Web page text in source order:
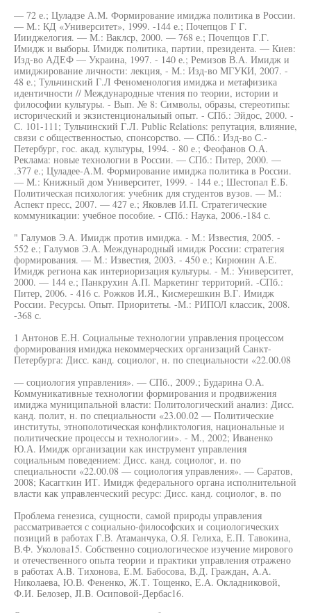
— 72 е.; Цуладзе А.М. Формирование имиджа политика в России.
— М.: КД «Университет», 1999. -144 е.; Почепцов Г Г.
Иииджелогия. — М.: Ваклср, 2000. — 768 е.; Почепцов Г.Г.
Имидж и выборы. Имидж политика, партии, президента. — Киев:
Изд-во АДЕФ — Украина, 1997. - 140 е.; Ремизов В.А. Имидж и
имиджирование личности: лекция, - М.: Изд-во МГУКИ, 2007. -
48 е.; Тульчинский Г.Л Феноменология имиджа и метафизика
идентичности // Международные чтения по теории, истории и
философии культуры. - Вып. № 8: Символы, образы, стереотипы:
исторический и экзистенциональиый опыт. - СПб.: Эйдос, 2000. -
С. 101-111; Тульчинский Г.Л. Public Relations: репутация, влияние,
связи с общественностью, спонсорство. — СПб.: Изд-во С.-
Петербург, гос. акад. культуры, 1994. - 80 е.; Феофанов О.А.
Реклама: новые технологии в России. — СПб.: Питер, 2000. —
.377 е.; Цуладее-А.М. Формирование имиджа политика в России.
— М.: Книжный дом Университет, 1999. - 144 е.; Шестопал Е.Б.
Политическая психология: учебник для студентов вузов. — М.:
Аспект пресс, 2007. — 427 е.; Яковлев И.П. Стратегические
коммуникации: учебное пособие. - СПб.: Наука, 2006.-184 с.
" Галумов Э.А. Имидж против имиджа. - M.: Известия, 2005. -
552 е.; Галумов Э.А. Международный имидж России: стратегия
формирования. — М.: Известия, 2003. - 450 е.; Кирюнин А.Е.
Имидж региона как интериоризация культуры. - М.: Университет,
2000. — 144 е.; Панкрухин А.П. Маркетинг территорий. -СПб.:
Питер, 2006. - 416 с. Рожков И.Я., Кисмерешкин В.Г. Имидж
России. Ресурсы. Опыт. Приоритеты. -М.: РИПОЛ классик, 2008.
-368 с.
1 Антонов Е.Н. Социальные технологии управления процессом
формирования имиджа некоммерческих организаций Санкт-
Петербурга: Дисс. канд. социолог, н. по специальности «22.00.08
— социология управления». — СПб., 2009.; Бударина О.А.
Коммуникативные технологии формирования и продвижения
имиджа муниципальной власти: Политологический анализ: Дисс.
канд. полит, н. по специальности «23.00.02 — Политические
институты, этнополотическая конфликтология, национальные и
политические процессы и технологии». - М., 2002; Иваненко
Ю.А. Имидж организации как инструмент управления
социальным поведением: Дисс. канд. социолог, и. по
специальности «22.00.08 — социология управления». — Саратов,
2008; Касаггкин ИТ. Имидж федерального органа исполнительной
власти как управленческий ресурс: Дисс. канд. социолог, в. по
Проблема генезиса, сущности, самой природы управления
рассматривается с социально-философских и социологических
позиций в работах Г.В. Атаманчука, О.Я. Гелиха, Е.П. Тавокина,
В.Ф. Уколова15. Собственно социологическое изучение мирового
и отечественного опыта теории и практики управления отражено
в работах A.B. Тихонова, Е.М. Бабосова, В.Д. Граждан, A.A.
Николаева, Ю.В. Фененко, Ж.Т. Тощенко, Е.А. Окладниковой,
Ф.И. Белозер, JI.B. Осиповой-Дербас16.